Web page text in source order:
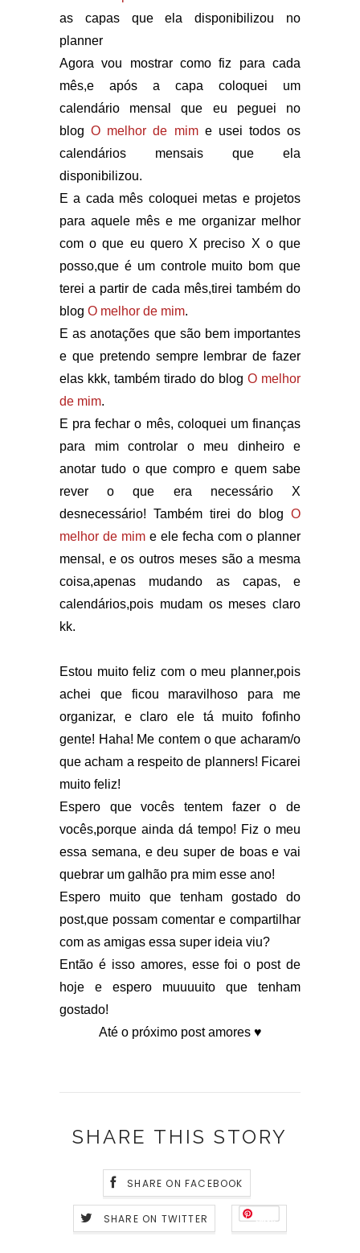
as capas que ela disponibilizou no
planner
Agora vou mostrar como fiz para cada
mês,e após a capa coloquei um
calendário mensal que eu peguei no
blogO melhor de mime usei todos os
calendários mensais que ela
disponibilizou.
E a cada mês coloquei metas e projetos
para aquele mês e me organizar melhor
com o que eu quero X preciso X o que
posso,que é um controle muito bom que
terei a partir de cada mês,tirei também do
blog O melhor de mim.
E as anotações que são bem importantes
e que pretendo sempre lembrar de fazer
elas kkk, também tirado do blog O melhor
de mim.
E pra fechar o mês, coloquei um finanças
para mim controlar o meu dinheiro e
anotar tudo o que compro e quem sabe
rever o que era necessário X
desnecessário! Também tirei do blog O
melhor de mim e ele fecha com o planner
mensal, e os outros meses são a mesma
coisa,apenas mudando as capas, e
calendários,pois mudam os meses claro
kk.
Estou muito feliz com o meu planner,pois
achei que ficou maravilhoso para me
organizar, e claro ele tá muito fofinho
gente! Haha! Me contem o que acharam/o
que acham a respeito de planners! Ficarei
muito feliz!
Espero que vocês tentem fazer o de
vocês,porque ainda dá tempo! Fiz o meu
essa semana, e deu super de boas e vai
quebrar um galhão pra mim esse ano!
Espero muito que tenham gostado do
post,que possam comentar e compartilhar
com as amigas essa super ideia viu?
Então é isso amores, esse foi o post de
hoje e espero muuuuito que tenham
gostado!
Até o próximo post amores ♥
SHARE THIS STORY
SHARE ON FACEBOOK
SHARE ON TWITTER Save